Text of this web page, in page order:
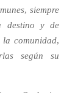
siempre
destino y de
comunidad,
según su